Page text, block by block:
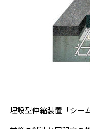
埋設型伸縮装置「シー